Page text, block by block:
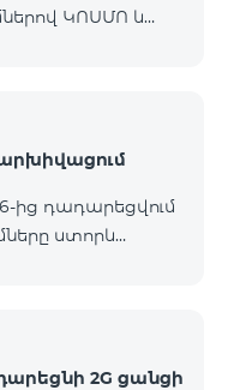
ԿՈՍՄՈ և
հասանելի
որտեղ դրանց
փոփոխությունը
հարթակի
ից դադարեցվում
ստորև
2G ցանցի